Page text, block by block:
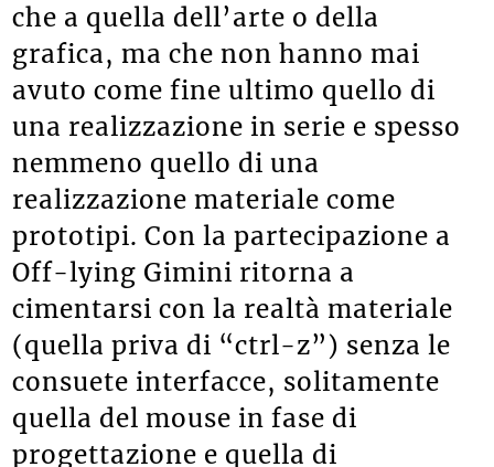
che a quella dell’arte o della
grafica, ma che non hanno mai
avuto come fine ultimo quello di
una realizzazione in serie e spesso
nemmeno quello di una
realizzazione materiale come
prototipi. Con la partecipazione a
Off-lying Gimini ritorna a
cimentarsi con la realtà materiale
(quella priva di “ctrl-z”) senza le
consuete interfacce, solitamente
quella del mouse in fase di
progettazione e quella di